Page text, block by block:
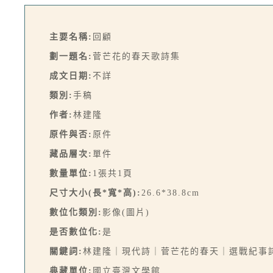
主要名稱: 回顧
劃一題名: 菅芒花的春天歌詩集
成文日期: 不詳
類別: 手稿
作者: 林建隆
原件與否: 原件
藏品層次: 單件
數量單位: 1張共1頁
尺寸大小(長*寬*高): 26.6*38.8cm
數位化類別: 影像(圖片)
是否數位化: 是
關鍵詞: 林建隆｜現代詩｜菅芒花的春天｜選戰紀事
典藏單位: 國立臺灣文學館